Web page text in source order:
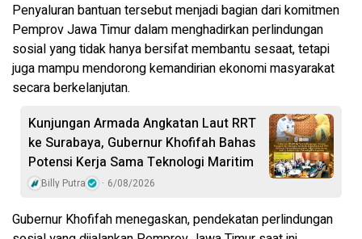
Penyaluran bantuan tersebut menjadi bagian dari komitmen
Pemprov Jawa Timur dalam menghadirkan perlindungan
sosial yang tidak hanya bersifat membantu sesaat, tetapi
juga mampu mendorong kemandirian ekonomi masyarakat
secara berkelanjutan.
Kunjungan Armada Angkatan Laut RRT
ke Surabaya, Gubernur Khofifah Bahas
Potensi Kerja Sama Teknologi Maritim
Billy Putra 6/08/2026
Gubernur Khofifah menegaskan, pendekatan perlindungan